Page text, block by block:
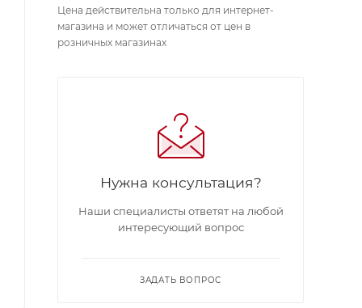
Цена действительна только для интернет-
магазина и может отличаться от цен в
розничных магазинах
Нужна консультация?
Наши специалисты ответят на любой
интересующий вопрос
ЗАДАТЬ ВОПРОС